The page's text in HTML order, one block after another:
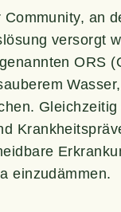
an
ver­sorgt
ORS
einzudämmen.